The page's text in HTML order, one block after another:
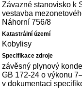
Závazné stanovisko k
vestavba
Náhorní 756/8
Kobylisy
závěsný plynový
GB 172-24 o výkonu
v dokumentaci